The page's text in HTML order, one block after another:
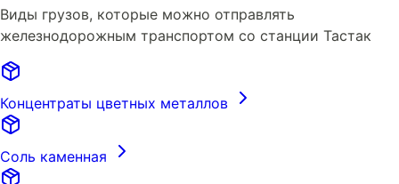
Виды грузов, которые можно отправлять
железнодорожным транспортом со станции Тастак
Концентраты цветных металлов
Соль каменная